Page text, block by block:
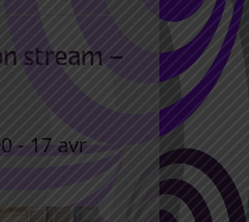
stream –
-17 avr